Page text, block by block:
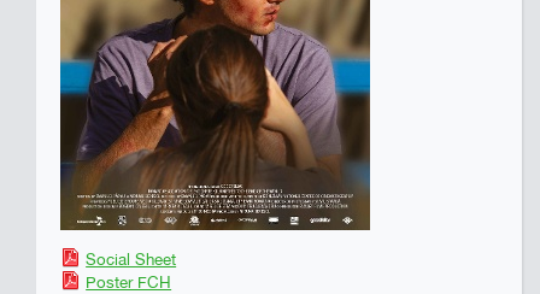
Social Sheet
Poster FCH